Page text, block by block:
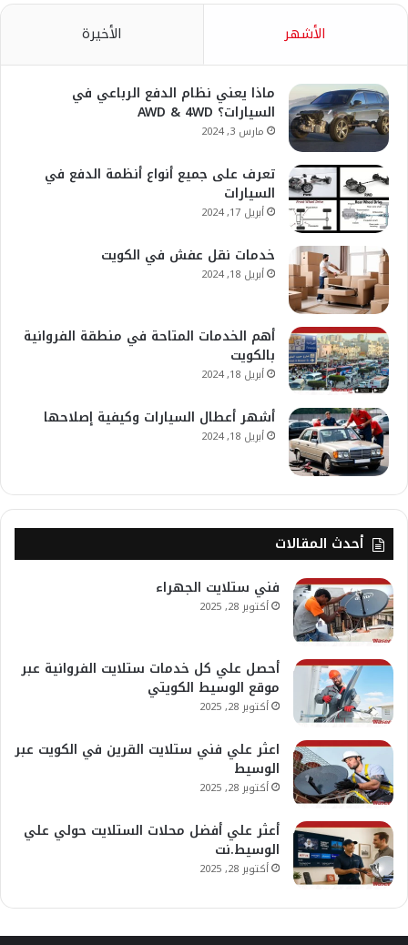
الأشهر الأخيرة
ماذا يعني نظام الدفع الرباعي في
السيارات؟ AWD & 4WD
مارس 3, 2024
تعرف على جميع أنواع أنظمة الدفع في
السيارات
أبريل 17, 2024
خدمات نقل عفش في الكويت
أبريل 18, 2024
أهم الخدمات المتاحة في منطقة الفروانية
بالكويت
أبريل 18, 2024
أشهر أعطال السيارات وكيفية إصلاحها
أبريل 18, 2024
أحدث المقالات
فني ستلايت الجهراء
أكتوبر 28, 2025
أحصل علي كل خدمات ستلايت الفروانية عبر
موقع الوسيط الكويتي
أكتوبر 28, 2025
اعثر علي فني ستلايت القرين في الكويت عبر
الوسيط
أكتوبر 28, 2025
أعثر علي أفضل محلات الستلايت حولي علي
الوسيط.نت
أكتوبر 28, 2025